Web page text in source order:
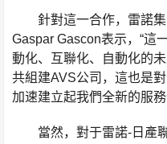
針對這一合作，雷諾
Gaspar Gascon表示，“這
動化、互聯化、自動化的
共組建AVS公司，這也是
加速建立起我們全新的服
當然，對于雷諾-日產